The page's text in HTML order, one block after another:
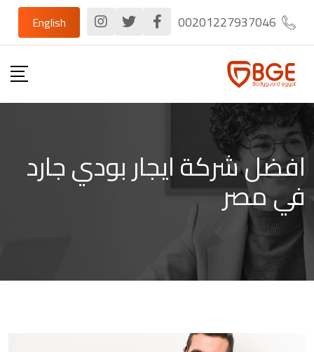
content
00201227937046
English
افضل شركة ايجار بودي جارد
في مصر